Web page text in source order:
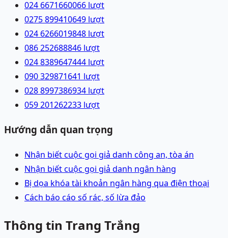
024 6671660066 lượt
0275 899410649 lượt
024 6266019848 lượt
086 252688846 lượt
024 8389647444 lượt
090 329871641 lượt
028 8997386934 lượt
059 201262233 lượt
Hướng dẫn quan trọng
Nhận biết cuộc gọi giả danh công an, tòa án
Nhận biết cuộc gọi giả danh ngân hàng
Bị dọa khóa tài khoản ngân hàng qua điện thoại
Cách báo cáo số rác, số lừa đảo
Thông tin Trang Trắng